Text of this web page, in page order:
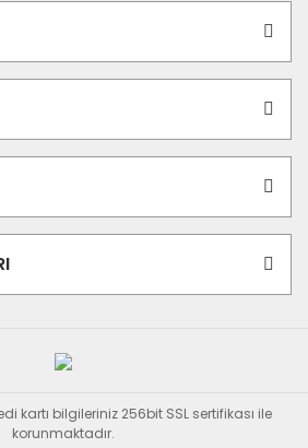
kartı bilgileriniz 256bit SSL sertifikası ile
korunmaktadır.